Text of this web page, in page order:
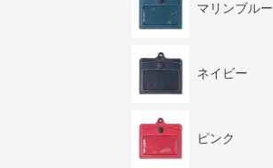
マリンブルー
ネイビー
ピンク